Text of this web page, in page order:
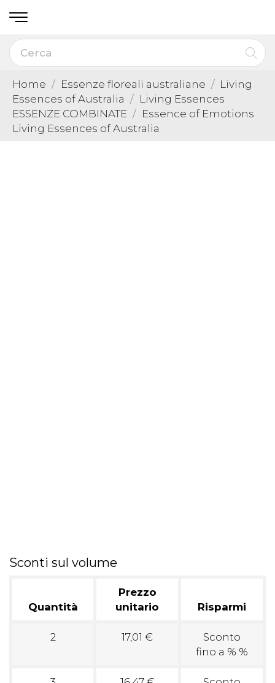
Home Essenze floreali australiane
Living
Essences of Australia
Living Essences
ESSENZE COMBINATE
Essence of Emotions
Living Essences of Australia
Sconti sul volume
Quantità
Prezzo
unitario
Risparmi
2 17,01 €
Sconto
fino a % %